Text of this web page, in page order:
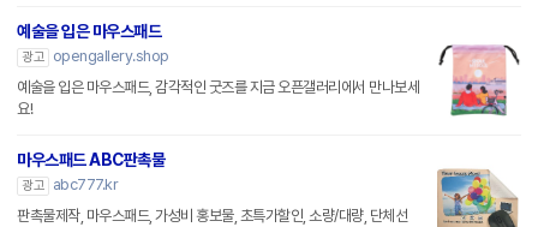
예술을 입은 마우스패드
광고
opengallery.shop
예술을 입은 마우스패드, 감각적인 굿즈를 지금 오픈갤러리에서 만나보세
요!
마우스패드 ABC판촉물
광고
abc777.kr
판촉물제작, 마우스패드, 가성비 홍보물, 초특가할인, 소량/대량, 단체선